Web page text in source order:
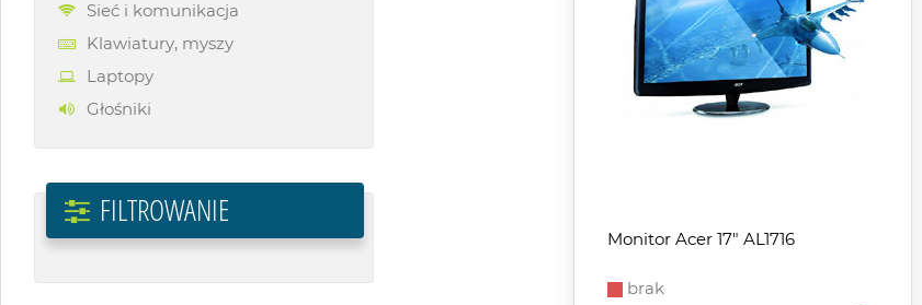
Sieć i komunikacja
Klawiatury, myszy
Laptopy
Głośniki
FILTROWANIE
Monitor Acer 17" AL1716
brak